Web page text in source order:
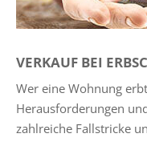
VERKAUF BEI
Wer eine Wohnung
Herausforderungen
zahlreiche Fallstricke